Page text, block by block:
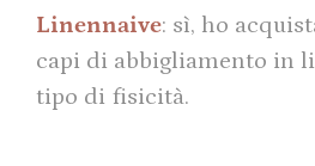
Linennaive: sì, ho
capi di abbigliamento in
tipo di fisicità.